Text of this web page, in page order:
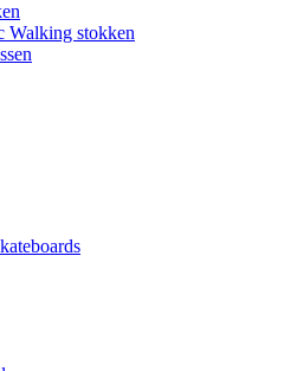
Walking stokken